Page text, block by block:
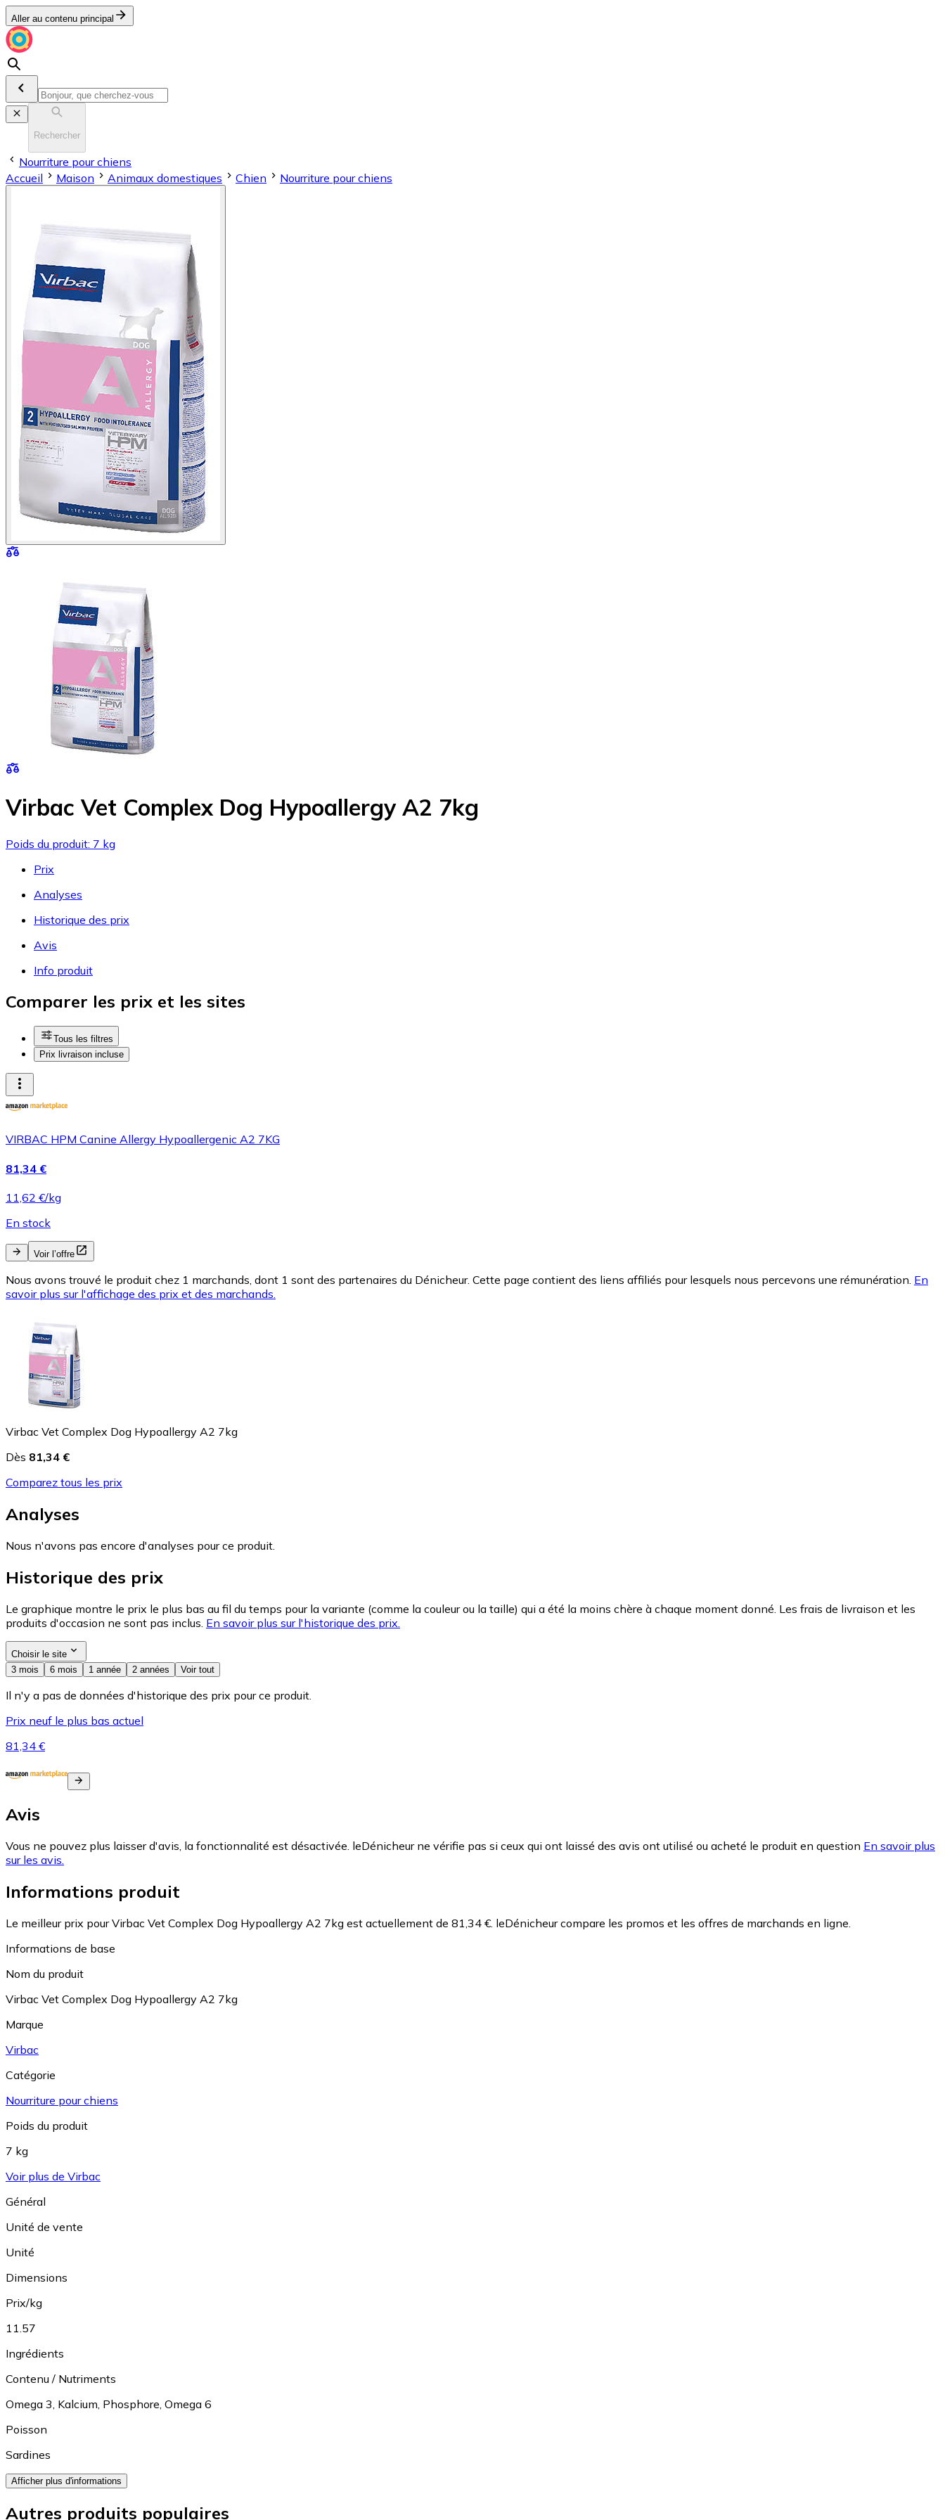
Aller au contenu principal
Rechercher
Nourriture pour chiens
Accueil
Maison Animaux domestiques Chien Nourriture pour chiens
Virbac Vet Complex Dog Hypoallergy A2 7kg
Poids du produit: 7 kg
Prix
Analyses
Historique des prix
Avis
Info produit
Comparer les prix et les sites
Tous les filtres
Prix livraison incluse
VIRBAC HPM Canine Allergy Hypoallergenic A2 7KG
81,34 €
11,62 €/kg
En stock
Voir l’offre
Nous avons trouvé le produit chez 1 marchands, dont 1 sont des partenaires du Dénicheur. Cette page contient des liens affiliés pour lesquels nous percevons une rémunération. En
savoir plus sur l'affichage des prix et des marchands.
Virbac Vet Complex Dog Hypoallergy A2 7kg
Dès 81,34 €
Comparez tous les prix
Analyses
Nous n'avons pas encore d'analyses pour ce produit.
Historique des prix
Le graphique montre le prix le plus bas au fil du temps pour la variante (comme la couleur ou la taille) qui a été la moins chère à chaque moment donné. Les frais de livraison et les
produits d'occasion ne sont pas inclus. En savoir plus sur l'historique des prix.
Choisir le site
3 mois
6 mois 1 année 2 années Voir tout
Il n'y a pas de données d'historique des prix pour ce produit.
Prix neuf le plus bas actuel
81,34 €
Avis
Vous ne pouvez plus laisser d'avis, la fonctionnalité est désactivée. leDénicheur ne vérifie pas si ceux qui ont laissé des avis ont utilisé ou acheté le produit en question En savoir plus
sur les avis.
Informations produit
Le meilleur prix pour Virbac Vet Complex Dog Hypoallergy A2 7kg est actuellement de 81,34 €. leDénicheur compare les promos et les offres de marchands en ligne.
Informations de base
Nom du produit
Virbac Vet Complex Dog Hypoallergy A2 7kg
Marque
Virbac
Catégorie
Nourriture pour chiens
Poids du produit
7 kg
Voir plus de Virbac
Général
Unité de vente
Unité
Dimensions
Prix/kg
11.57
Ingrédients
Contenu / Nutriments
Omega 3, Kalcium, Phosphore, Omega 6
Poisson
Sardines
Afficher plus d'informations
Autres produits populaires